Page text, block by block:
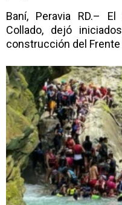
Baní, Peravia RD.–
Collado, dejó
construcción del